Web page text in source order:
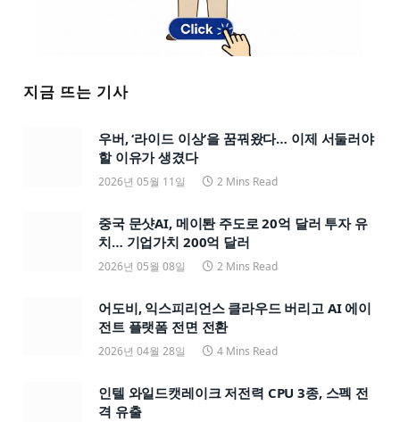
지금 뜨는 기사
우버, ‘라이드 이상’을 꿈꿔왔다… 이제 서둘러야
할 이유가 생겼다
2026년 05월 11일 2 Mins Read
중국 문샷AI, 메이퇀 주도로 20억 달러 투자 유
치… 기업가치 200억 달러
2026년 05월 08일 2 Mins Read
어도비, 익스피리언스 클라우드 버리고 AI 에이
전트 플랫폼 전면 전환
2026년 04월 28일 4 Mins Read
인텔 와일드캣레이크 저전력 CPU 3종, 스펙 전
격 유출